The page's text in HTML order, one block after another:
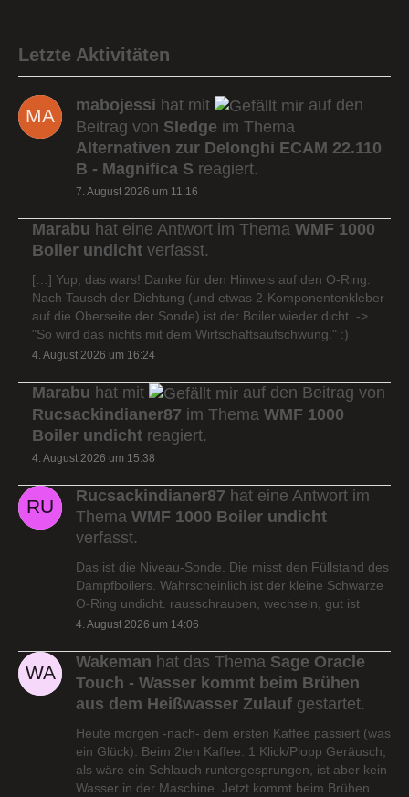
Letzte Aktivitäten
mabojessi hat mit
auf den
Beitrag von Sledge im Thema
Alternativen zur Delonghi ECAM 22.110
B - Magnifica S reagiert.
7. August 2026 um 11:16
Marabu hat eine Antwort im Thema WMF 1000
Boiler undicht verfasst.
[…] Yup, das wars! Danke für den Hinweis auf den O-Ring.
Nach Tausch der Dichtung (und etwas 2-Komponentenkleber
auf die Oberseite der Sonde) ist der Boiler wieder dicht. ->
"So wird das nichts mit dem Wirtschaftsaufschwung." :)
4. August 2026 um 16:24
Marabu hat mit
auf den Beitrag von
Rucsackindianer87 im Thema WMF 1000
Boiler undicht reagiert.
4. August 2026 um 15:38
Rucsackindianer87 hat eine Antwort im
Thema WMF 1000 Boiler undicht
verfasst.
Das ist die Niveau-Sonde. Die misst den Füllstand des
Dampfboilers. Wahrscheinlich ist der kleine Schwarze
O-Ring undicht. rausschrauben, wechseln, gut ist
4. August 2026 um 14:06
Wakeman hat das Thema Sage Oracle
Touch - Wasser kommt beim Brühen
aus dem Heißwasser Zulauf gestartet.
Heute morgen -nach- dem ersten Kaffee passiert (was
ein Glück): Beim 2ten Kaffee: 1 Klick/Plopp Geräusch,
als wäre ein Schlauch runtergesprungen, ist aber kein
Wasser in der Maschine. Jetzt kommt beim Brühen